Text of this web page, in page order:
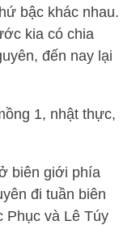
bậc khác nhau.
kia có chia
đến nay lại
1, nhật thực,
biên giới phía
đi tuần biên
Phục và Lê Túy